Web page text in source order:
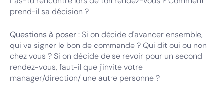
prend-il sa décision ?
Questions à poser: Si on décide d'avancer ensemble,
qui va signer le bon de commande ? Qui dit oui ou non
chez vous ? Si on décide de se revoir pour un second
rendez-vous, faut-il que j'invite votre
manager/direction/ une autre personne ?